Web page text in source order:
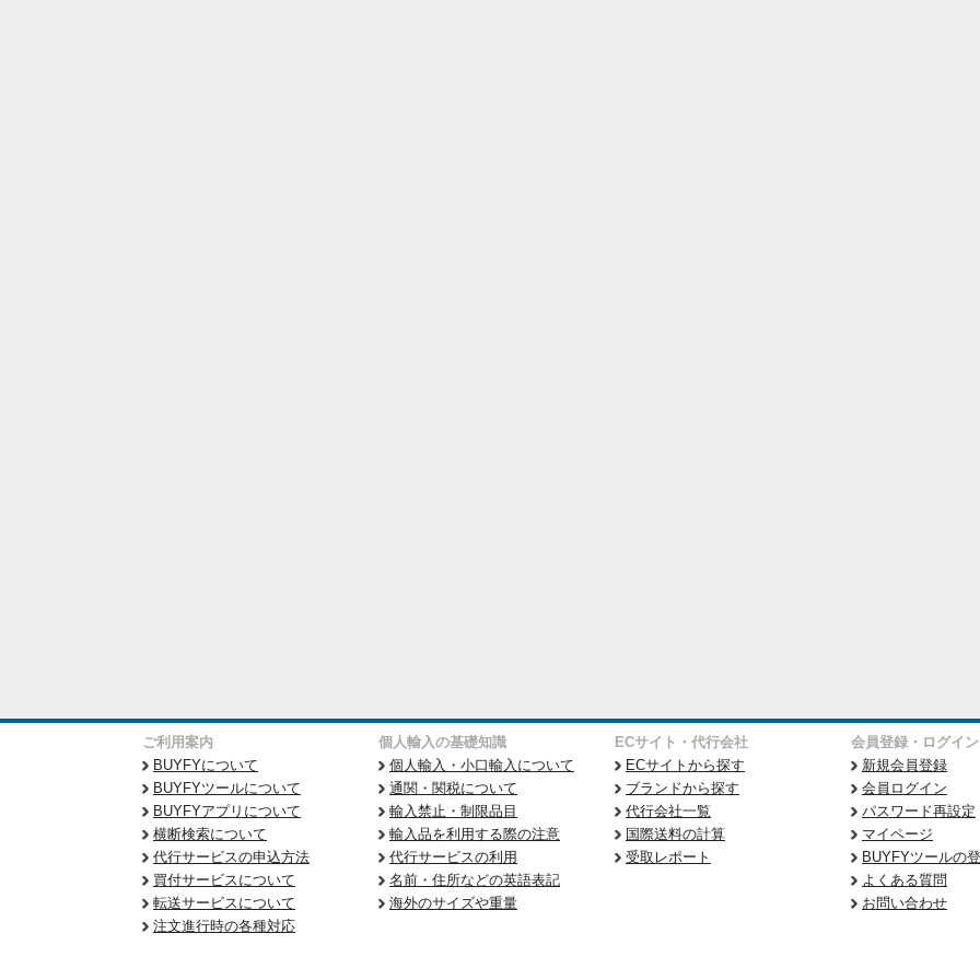
ご利用案内
BUYFYについて
BUYFYツールについて
BUYFYアプリについて
横断検索について
代行サービスの申込方法
買付サービスについて
転送サービスについて
注文進行時の各種対応
個人輸入の基礎知識
個人輸入・小口輸入について
通関・関税について
輸入禁止・制限品目
輸入品を利用する際の注意
代行サービスの利用
名前・住所などの英語表記
海外のサイズや重量
ECサイト・代行会社
ECサイトから探す
ブランドから探す
代行会社一覧
国際送料の計算
受取レポート
会員登録・ログイン
新規会員登録
会員ログイン
パスワード再設定
マイページ
BUYFYツールの
よくある質問
お問い合わせ